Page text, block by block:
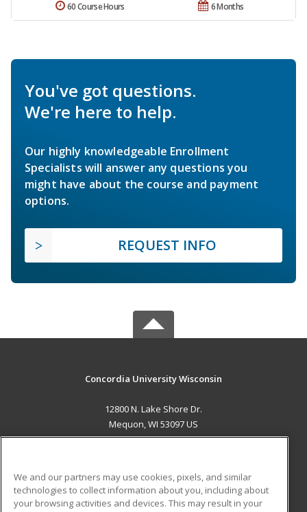
6 Months
60 Course Hours
You've got questions.
We're here to help.
Our highly knowledgeable Enrollment
Specialists will answer any questions you
might have about the course and payment
options.
REQUEST INFO
Concordia University Wisconsin
12800 N. Lake Shore Dr.
Mequon, WI 53097 US
ADDITIONAL RESOURCES
We and our partners may use cookies, pixels, and similar
technologies to collect information about you, including about
your browsing activities and devices. This may result in your